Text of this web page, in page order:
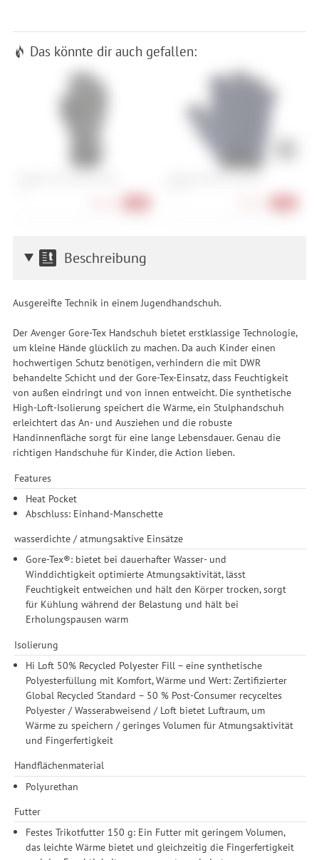
Das könnte dir auch gefallen:
Beschreibung
Ausgereifte Technik in einem Jugendhandschuh.
Der Avenger Gore-Tex Handschuh bietet erstklassige Technologie,
um kleine Hände glücklich zu machen. Da auch Kinder einen
hochwertigen Schutz benötigen, verhindern die mit DWR
behandelte Schicht und der Gore-Tex-Einsatz, dass Feuchtigkeit
von außen eindringt und von innen entweicht. Die synthetische
High-Loft-Isolierung speichert die Wärme, ein Stulphandschuh
erleichtert das An- und Ausziehen und die robuste
Handinnenfläche sorgt für eine lange Lebensdauer. Genau die
richtigen Handschuhe für Kinder, die Action lieben.
Features
Heat Pocket
Abschluss: Einhand-Manschette
wasserdichte / atmungsaktive Einsätze
Gore-Tex®: bietet bei dauerhafter Wasser- und
Winddichtigkeit optimierte Atmungsaktivität, lässt
Feuchtigkeit entweichen und hält den Körper trocken, sorgt
für Kühlung während der Belastung und hält bei
Erholungspausen warm
Isolierung
Hi Loft 50% Recycled Polyester Fill – eine synthetische
Polyesterfüllung mit Komfort, Wärme und Wert: Zertifizierter
Global Recycled Standard – 50 % Post-Consumer recyceltes
Polyester / Wasserabweisend / Loft bietet Luftraum, um
Wärme zu speichern / geringes Volumen für Atmungsaktivität
und Fingerfertigkeit
Handflächenmaterial
Polyurethan
Futter
Festes Trikotfutter 150 g: Ein Futter mit geringem Volumen,
das leichte Wärme bietet und gleichzeitig die Fingerfertigkeit